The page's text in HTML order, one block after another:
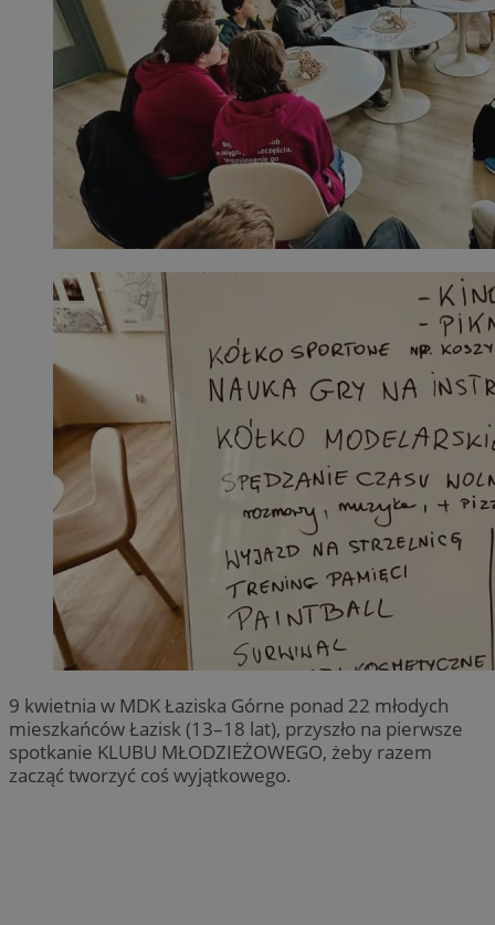
9 kwietnia w MDK Łaziska Górne ponad 22 młodych
mieszkańców Łazisk (13–18 lat), przyszło na pierwsze
spotkanie KLUBU MŁODZIEŻOWEGO, żeby razem
zacząć tworzyć coś wyjątkowego.